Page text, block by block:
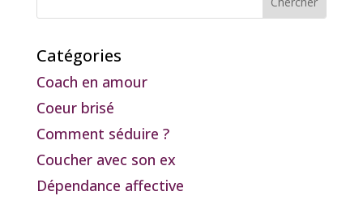
Catégories
Coach en amour
Coeur brisé
Comment séduire ?
Coucher avec son ex
Dépendance affective